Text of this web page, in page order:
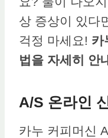
상 증상이 있다
걱정 마세요! 카
법을 자세히 안
A/S 온라인
카누 커피머신